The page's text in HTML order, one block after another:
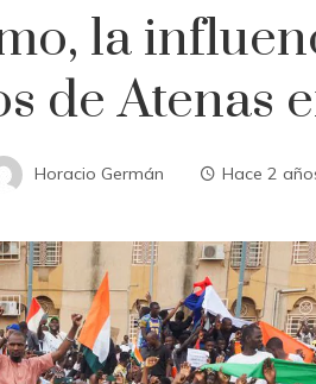
la
de Atenas
Horacio Germán Hace 2